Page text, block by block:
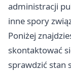
administracji
inne spory
Poniżej
skontaktować
sprawdzić stan